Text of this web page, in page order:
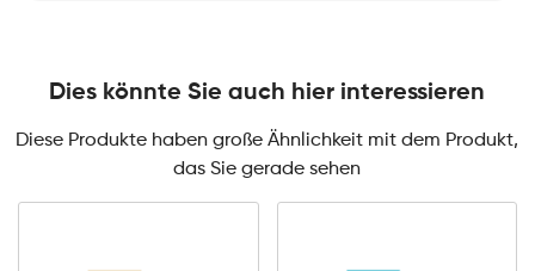
Dies könnte Sie auch hier interessieren
Diese Produkte haben große Ähnlichkeit mit dem Produkt,
das Sie gerade sehen